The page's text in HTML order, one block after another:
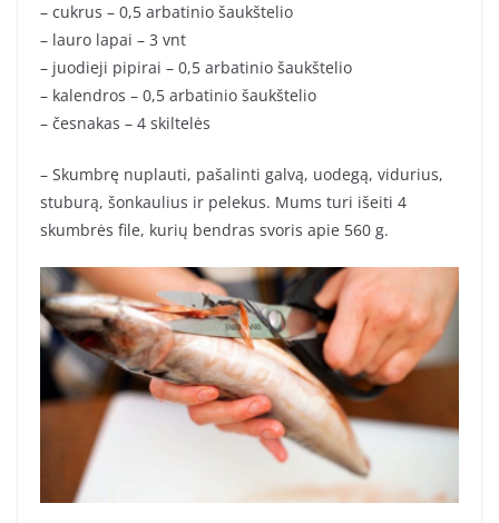
– cukrus – 0,5 arbatinio šaukštelio
– lauro lapai – 3 vnt
– juodieji pipirai – 0,5 arbatinio šaukštelio
– kalendros – 0,5 arbatinio šaukštelio
– česnakas – 4 skiltelės
– Skumbrę nuplauti, pašalinti galvą, uodegą, vidurius,
stuburą, šonkaulius ir pelekus. Mums turi išeiti 4
skumbrės file, kurių bendras svoris apie 560 g.